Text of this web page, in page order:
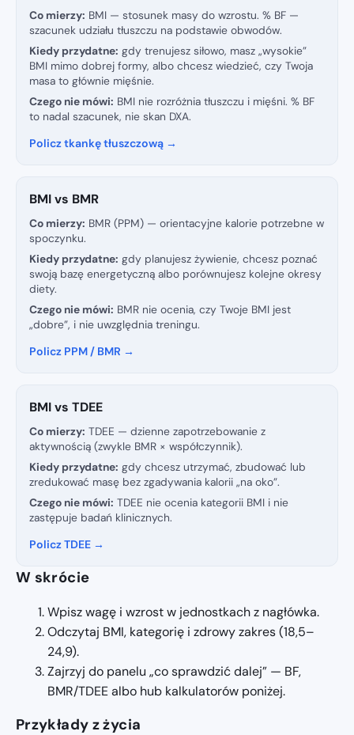
Co mierzy: BMI — stosunek masy do wzrostu. % BF —
szacunek udziału tłuszczu na podstawie obwodów.
Kiedy przydatne: gdy trenujesz siłowo, masz „wysokie”
BMI mimo dobrej formy, albo chcesz wiedzieć, czy Twoja
masa to głównie mięśnie.
Czego nie mówi: BMI nie rozróżnia tłuszczu i mięśni. % BF
to nadal szacunek, nie skan DXA.
Policz tkankę tłuszczową →
BMI vs BMR
Co mierzy: BMR (PPM) — orientacyjne kalorie potrzebne w
spoczynku.
Kiedy przydatne: gdy planujesz żywienie, chcesz poznać
swoją bazę energetyczną albo porównujesz kolejne okresy
diety.
Czego nie mówi: BMR nie ocenia, czy Twoje BMI jest
„dobre”, i nie uwzględnia treningu.
Policz PPM / BMR →
BMI vs TDEE
Co mierzy: TDEE — dzienne zapotrzebowanie z
aktywnością (zwykle BMR × współczynnik).
Kiedy przydatne: gdy chcesz utrzymać, zbudować lub
zredukować masę bez zgadywania kalorii „na oko”.
Czego nie mówi: TDEE nie ocenia kategorii BMI i nie
zastępuje badań klinicznych.
Policz TDEE →
W skrócie
Wpisz wagę i wzrost w jednostkach z nagłówka.
Odczytaj BMI, kategorię i zdrowy zakres (18,5–
24,9).
Zajrzyj do panelu „co sprawdzić dalej” — BF,
BMR/TDEE albo hub kalkulatorów poniżej.
Przykłady z życia